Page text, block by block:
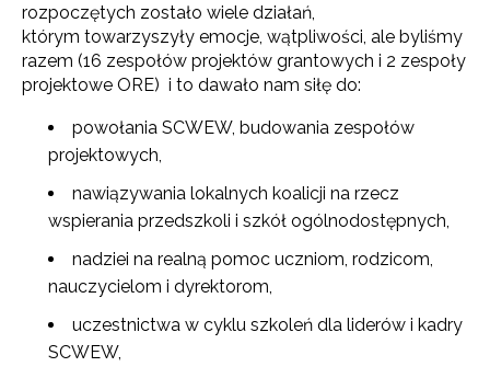
rozpoczętych zostało wiele działań,
którym towarzyszyły emocje, wątpliwości, ale byliśmy
razem (16 zespołów projektów grantowych i 2 zespoły
projektowe ORE) i to dawało nam siłę do:
powołania SCWEW, budowania zespołów
projektowych,
nawiązywania lokalnych koalicji na rzecz
wspierania przedszkoli i szkół ogólnodostępnych,
nadziei na realną pomoc uczniom, rodzicom,
nauczycielom i dyrektorom,
uczestnictwa w cyklu szkoleń dla liderów i kadry
SCWEW,